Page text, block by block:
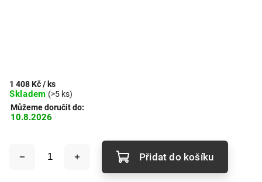
1 408 Kč/ ks
Skladem (>5 ks)
Můžeme doručit do:
10.8.2026
Přidat do košíku